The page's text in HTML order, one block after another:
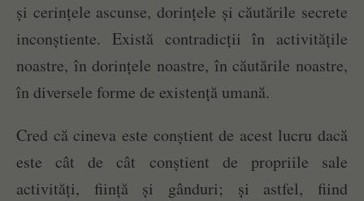
și cerințele ascunse, dorințele și căutările secrete
inconștiente. Există contradicții în activitățile
noastre, în dorințele noastre, în căutările noastre,
în diversele forme de existență umană.
Cred că cineva este conștient de acest lucru dacă
este cât de cât conștient de propriile sale
activități, ființă și gânduri; și astfel, fiind